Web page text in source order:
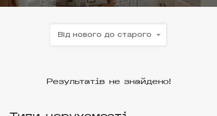
Від нового до старого
Результатів не знайдено!